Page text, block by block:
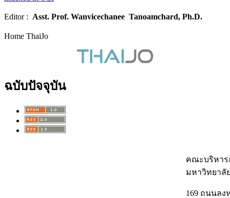
Editor : Asst. Prof. Wanvicechanee Tanoamchard, Ph.D.
Home ThaiJo
ฉบับปัจจุบัน
คณะบริหาร
มหาวิทยาลั
169 ถนนลง